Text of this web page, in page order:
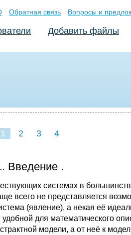
Обратная связь Вопросы и
Добавить файлы
1 2 3 4
Введение .
системах в
всего не представляется
(явление), а некая её
для математического
модели, а от неё к